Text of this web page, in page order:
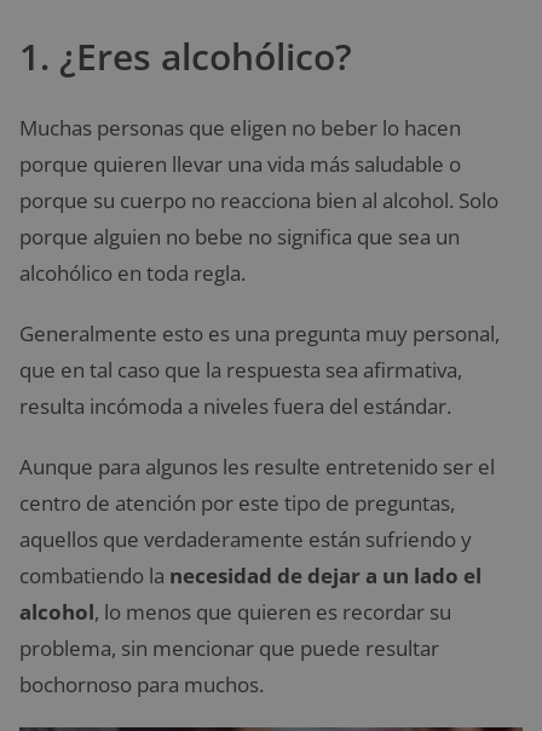
1. ¿Eres alcohólico?
Muchas personas que eligen no beber lo hacen
porque quieren llevar una vida más saludable o
porque su cuerpo no reacciona bien al alcohol. Solo
porque alguien no bebe no significa que sea un
alcohólico en toda regla.
Generalmente esto es una pregunta muy personal,
que en tal caso que la respuesta sea afirmativa,
resulta incómoda a niveles fuera del estándar.
Aunque para algunos les resulte entretenido ser el
centro de atención por este tipo de preguntas,
aquellos que verdaderamente están sufriendo y
combatiendo la necesidad de dejar a un lado el
alcohol, lo menos que quieren es recordar su
problema, sin mencionar que puede resultar
bochornoso para muchos.